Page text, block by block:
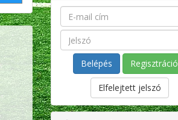
Regisztráció
Elfelejtett jelszó